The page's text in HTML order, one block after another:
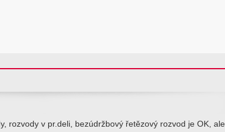
rozvody v pr.deli, bezúdržbový řetězový rozvod je OK, ale